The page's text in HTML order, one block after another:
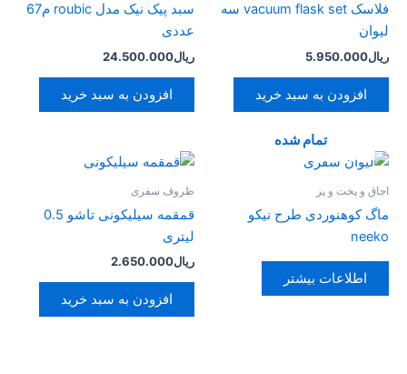
فلاسک vacuum flask set سه
لیوان
ریال5.950.000
افزودن به سبد خرید
سبد پیک نیک مدل roubic م67
عددی
ریال24.500.000
افزودن به سبد خرید
تمام شده
اجاق و پخت و پز
ماگ کوهنوردی طرح نیکو
neeko
اطلاعات بیشتر
ظروف سفری
قمقمه سیلیکونی تاشو 0.5
لیتری
ریال2.650.000
افزودن به سبد خرید